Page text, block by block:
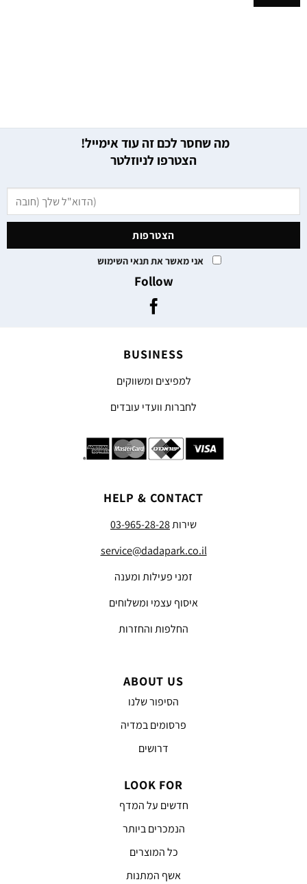
מה שחסר לכם זה עוד אימייל!
הצטרפו לניוזלטר
אני מאשר את תנאי השימוש
Follow
BUSINESS
למפיצים ומשווקים
לחברות וועדי עובדים
HELP & CONTACT
שירות03-965-28-28
service@dadapark.co.il
זמני פעילות ומענה
איסוף עצמי ומשלוחים
החלפות והחזרות
ABOUT US
הסיפור שלנו
פרסומים במדיה
דרושים
LOOK FOR
חדשים על המדף
הנמכרים ביותר
כל המוצרים
אשף המתנות